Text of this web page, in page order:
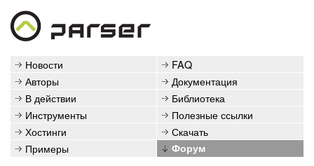
Новости
FAQ
Авторы
Документация
В действии
Библиотека
Инструменты
Полезные ссылки
Хостинги
Скачать
Примеры
Форум